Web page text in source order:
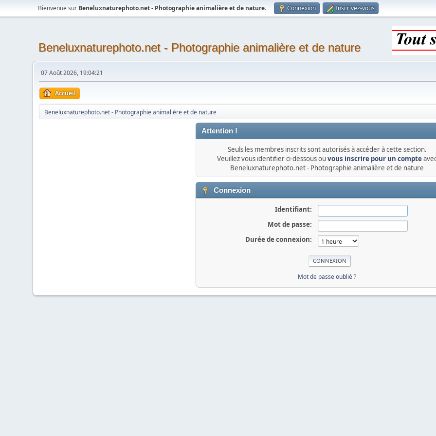
Bienvenue sur Beneluxnaturephoto.net - Photographie animalière et de nature. Connexion Inscrivez-vous
Beneluxnaturephoto.net - Photographie animalière et de nature
07 Août 2026, 19:04:21
Accueil
Beneluxnaturephoto.net - Photographie animalière et de nature
Attention !
Seuls les membres inscrits sont autorisés à accéder à cette section.
Veuillez vous identifier ci-dessous ou vous inscrire pour un compte
Beneluxnaturephoto.net - Photographie animalière et de nature
Connexion
Identifiant:
Mot de passe:
Durée de connexion:
Mot de passe oublié ?